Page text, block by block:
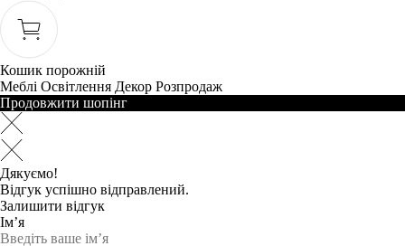
Кошик порожній
Меблі Освітлення Декор Розпродаж
Продовжити шопінг
Дякуємо!
Відгук успішно відправлений.
Залишити відгук
Ім’я